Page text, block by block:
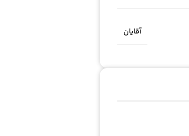
آقایان